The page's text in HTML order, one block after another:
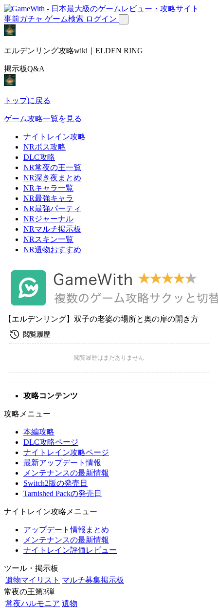
事前ガチャ ゲーム検索 ログイン
エルデンリング攻略wiki｜ELDEN RING
掲示板Q&A
トップに戻る
ゲーム攻略一覧を見る
ナイトレイン攻略
NRボス攻略
DLC攻略
NR常夜の王一覧
NR深き夜まとめ
NRキャラ一覧
NR最強キャラ
NR最強パーティ
NRジャーナル
NRマルチ掲示板
NRスキン一覧
NR遺物おすすめ
【エルデンリング】双子の老婆の場所と奥の扉の開き方
攻略コンテンツ
攻略メニュー
本編攻略
DLC攻略ページ
ナイトレイン攻略ページ
最新アップデート情報
メンテナンスの最新情報
Switch2版の発売日
Tarnished Packの発売日
ナイトレイン攻略メニュー
アップデート情報まとめ
メンテナンスの最新情報
ナイトレイン評価レビュー
ツール・掲示板
遺物マイリスト マルチ募集掲示板
常夜の王第3弾
常夜ハルモニア 遺物